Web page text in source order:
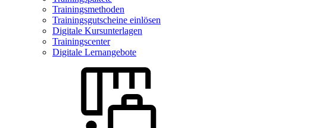
Trainingsmethoden
Trainingsgutscheine einlösen
Digitale Kursunterlagen
Trainingscenter
Digitale Lernangebote